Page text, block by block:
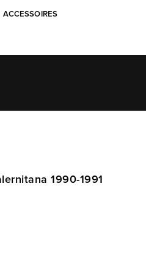
ACCESSOIRES
1990-1991